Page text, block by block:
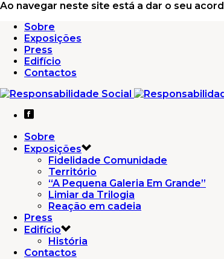
Ao navegar neste site está a dar o seu
Sobre
Exposições
Press
Edifício
Contactos
Sobre
Exposições
Fidelidade Comunidade
Território
“A Pequena Galeria Em Grande”
Limiar da Trilogia
Reação em cadeia
Press
Edifício
História
Contactos